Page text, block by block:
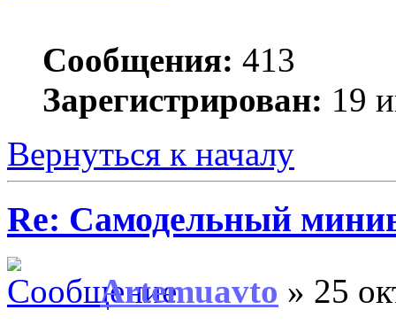
Сообщения: 413
Зарегистрирован: 19
Вернуться к началу
Re: Самодельный
Artemuavto » 25